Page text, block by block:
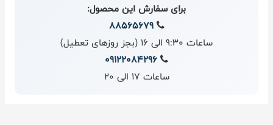
برای سفارش این محصول:
88565679
ساعات 9:30 الی 16 (بجز روزهای تعطیل)
09122084296
ساعات 17 الی 20